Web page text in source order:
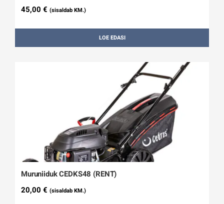
45,00 € (sisaldab KM.)
LOE EDASI
Muruniiduk CEDKS48 (RENT)
20,00 € (sisaldab KM.)